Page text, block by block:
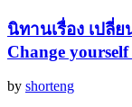
นิทานเรื่อง เปลี่
Change
by shorteng